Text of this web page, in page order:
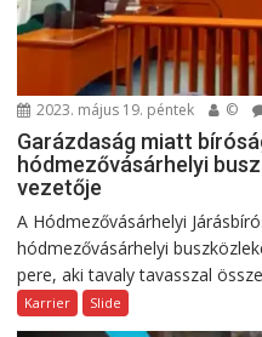
2023. május 19. péntek ©
Garázdaság miatt
hódmezővásárhelyi
vezetője
A Hódmezővásárhelyi
hódmezővásárhelyi
pere, aki tavaly tavasszal
Karrier Slide